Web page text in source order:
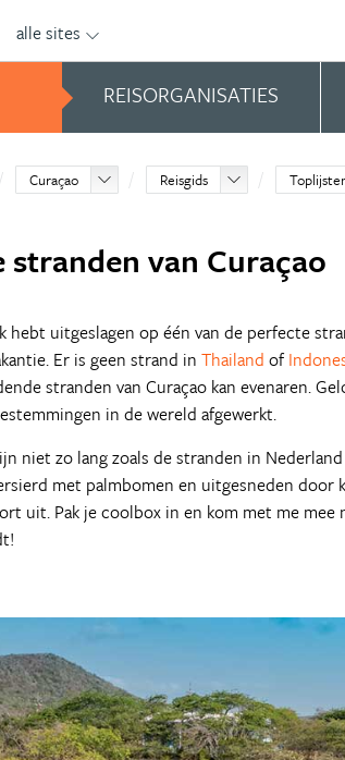
alle sites
REISORGANISATIES
Curaçao Reisgids
stranden van Curaçao
hebt uitgeslagen op één van de perfecte
Er is geen strand in Thailand of
stranden van Curaçao kan evenaren.
in de wereld afgewerkt.
niet zo lang zoals de stranden in
met palmbomen en uitgesneden door
uit. Pak je coolbox in en kom met me mee